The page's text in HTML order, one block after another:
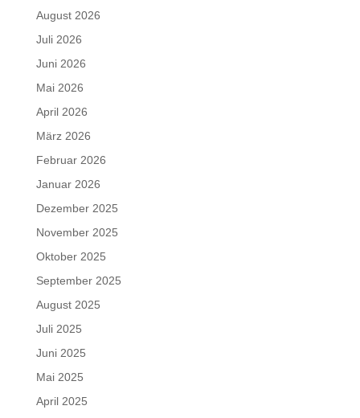
August 2026
Juli 2026
Juni 2026
Mai 2026
April 2026
März 2026
Februar 2026
Januar 2026
Dezember 2025
November 2025
Oktober 2025
September 2025
August 2025
Juli 2025
Juni 2025
Mai 2025
April 2025